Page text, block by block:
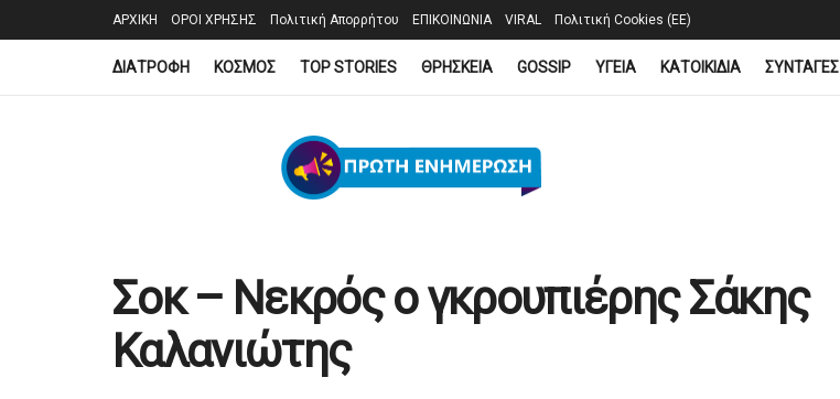
ΑΡΧΙΚΗ ΟΡΟΙ ΧΡΗΣΗΣ Πολιτική Απορρήτου ΕΠΙΚΟΙΝΩΝΙΑ VIRAL Πολιτική Cookies (ΕΕ)
ΔΙΑΤΡΟΦΗ ΚΟΣΜΟΣ TOP STORIES ΘΡΗΣΚΕΙΑ GOSSIP YΓΕΙΑ ΚΑΤΟΙΚΙΔΙΑ ΣΥΝΤΑΓΕΣ
Σοκ – Νεκρός ο γκρουπιέρης Σάκης
Καλανιώτης